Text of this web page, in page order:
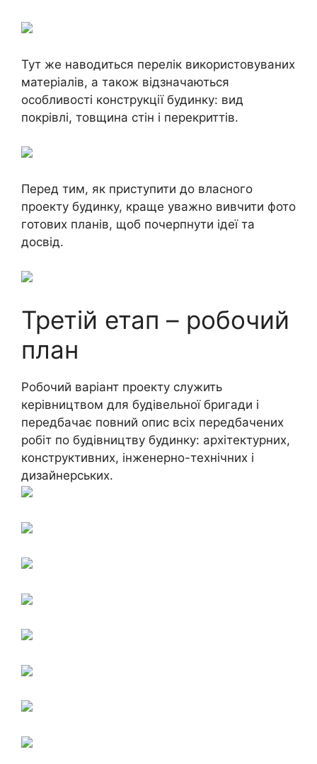
Тут же наводиться перелік використовуваних
матеріалів, а також відзначаються
особливості конструкції будинку: вид
покрівлі, товщина стін і перекриттів.
Перед тим, як приступити до власного
проекту будинку, краще уважно вивчити фото
готових планів, щоб почерпнути ідеї та
досвід.
Третій етап – робочий
план
Робочий варіант проекту служить
керівництвом для будівельної бригади і
передбачає повний опис всіх передбачених
робіт по будівництву будинку: архітектурних,
конструктивних, інженерно-технічних і
дизайнерських.